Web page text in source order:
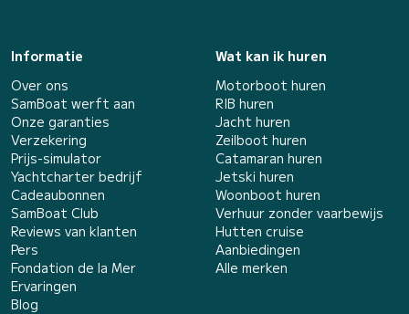
Informatie
Over ons
SamBoat werft aan
Onze garanties
Verzekering
Prijs-simulator
Yachtcharter bedrijf
Cadeaubonnen
SamBoat Club
Reviews van klanten
Pers
Fondation de la Mer
Ervaringen
Blog
Wat kan ik huren
Motorboot huren
RIB huren
Jacht huren
Zeilboot huren
Catamaran huren
Jetski huren
Woonboot huren
Verhuur zonder vaarbewijs
Hutten cruise
Aanbiedingen
Alle merken